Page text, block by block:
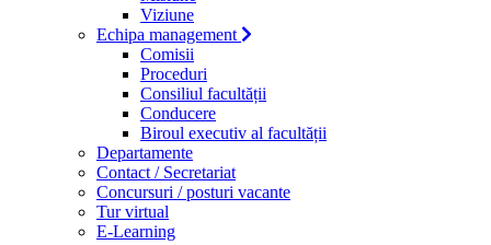
Viziune
Echipa management
Comisii
Proceduri
Consiliul facultății
Conducere
Biroul executiv al facultății
Departamente
Contact / Secretariat
Concursuri / posturi vacante
Tur virtual
E-Learning